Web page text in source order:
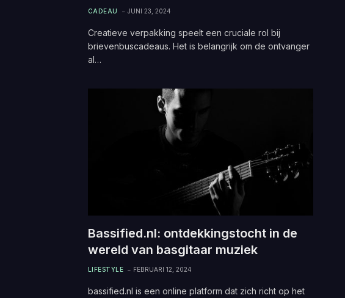
CADEAU JUNI 23, 2024
Creatieve verpakking speelt een cruciale rol bij
brievenbuscadeaus. Het is belangrijk om de ontvanger
al…
Bassified.nl: ontdekkingstocht in de
wereld van basgitaar muziek
LIFESTYLE FEBRUARI 12, 2024
bassified.nl is een online platform dat zich richt op het